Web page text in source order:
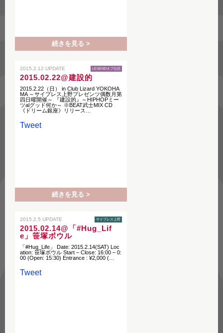
続きを見る >
2015.2.12 UPDATE LEGENDオブ伝説
2015.02.22@建設的
2015.2.22（日） in Club Lizard YOKOHA
MA ～サイプレス上野プレゼンツ偶数月第
四日曜開催～ 『建設的』～HIPHOPミー
ツalグッド何か～ ※BEAT武士MIX CD
《ドリーム銀座》リリース…
Tweet
続きを見る >
2015.2.5 UPDATE サイプレス上野
2015.02.14@「#Hug_Lif
e」笹塚ボウル
「#Hug_Life」 Date: 2015.2.14(SAT) Loc
ation: 笹塚ボウル Start – Close: 16:00 – 0:
00 (Open: 15:30) Entrance : ¥2,000 (…
Tweet